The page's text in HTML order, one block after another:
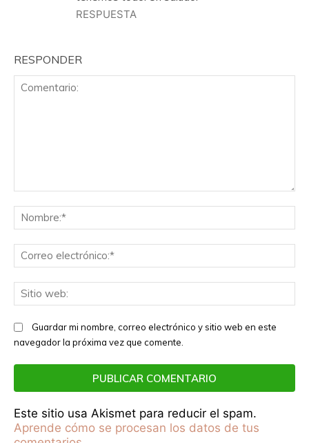
RESPUESTA
RESPONDER
Guardar mi nombre, correo electrónico y sitio web en este
navegador la próxima vez que comente.
Este sitio usa Akismet para reducir el spam.
Aprende cómo se procesan los datos de tus